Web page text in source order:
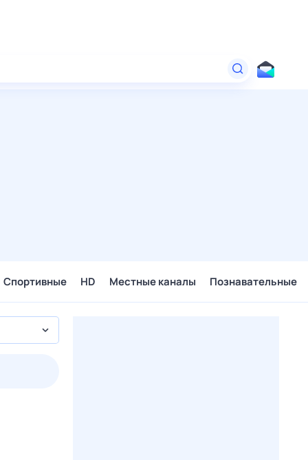
Спортивные HD Местные каналы Познавательные